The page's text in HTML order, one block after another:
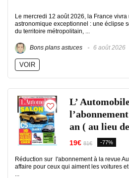
Le mercredi 12 août 2026, la France
astronomique exceptionnel : une éclipse
du territoire métropolitain, ...
Bons plans astuces 6 août 2026
VOIR
L’
an ( au lieu
19€ 81€ -77%
Réduction sur l'abonnement à la revue
affaire pour ceux qui aiment les voitures
...